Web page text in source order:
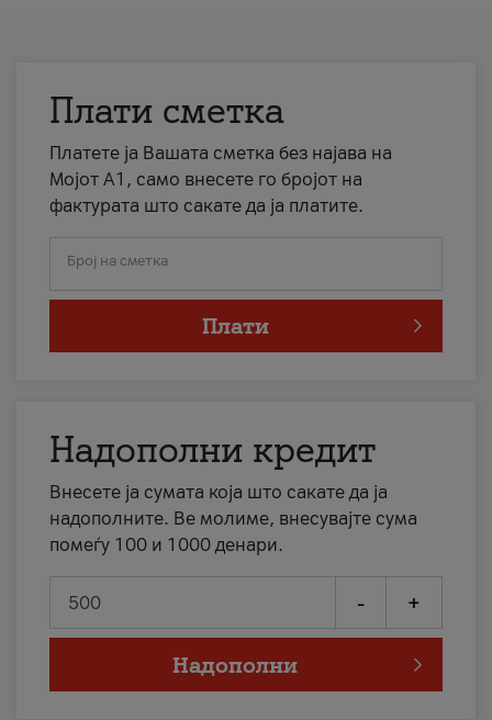
Плати сметка
Платете ја Вашата сметка без најава на
Мојот А1, само внесете го бројот на
фактурата што сакате да ја платите.
Број на сметка
Плати
Надополни кредит
Внесете ја сумата која што сакате да ја
надополните. Ве молиме, внесувајте сума
помеѓу 100 и 1000 денари.
- +
Надополни